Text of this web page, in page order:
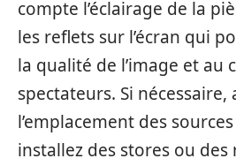
compte l’éclairage de la
les reflets sur l’écran qui
la qualité de l’image et au
spectateurs. Si nécessaire,
l’emplacement des
installez des stores ou